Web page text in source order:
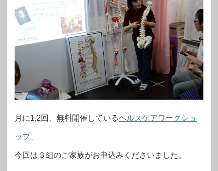
月に1,2回、無料開催しているヘルスケアワークショ
ップ、
今回は３組のご家族がお申込みくださいました。